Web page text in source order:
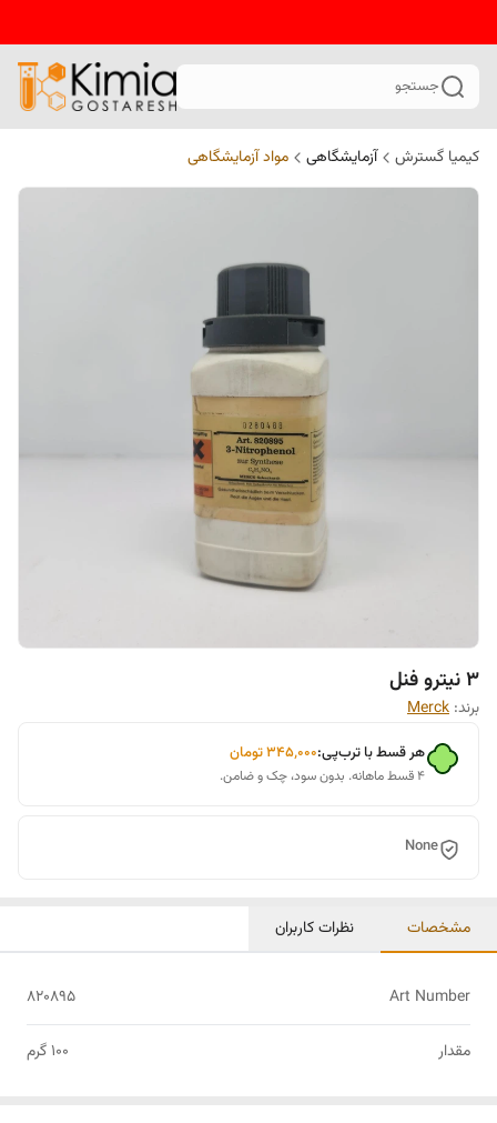
جستجو
کیمیا گسترش آزمایشگاهی مواد آزمایشگاهی
3 نیترو فنل
برند: Merck
هر قسط با ترب‌پی:۳۴۵٬۰۰۰تومان
۴ قسط ماهانه. بدون سود، چک و ضامن.
None
مشخصات نظرات کاربران
Art Number
820895
مقدار 100 گرم